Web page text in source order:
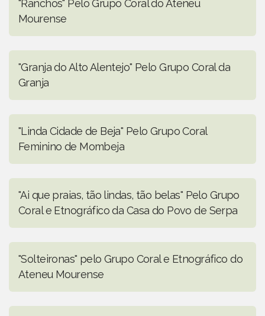
"Ranchos" Pelo Grupo Coral do Ateneu
Mourense
"Granja do Alto Alentejo" Pelo Grupo Coral da
Granja
"Linda Cidade de Beja" Pelo Grupo Coral
Feminino de Mombeja
"Ai que praias, tão lindas, tão belas" Pelo Grupo
Coral e Etnográfico da Casa do Povo de Serpa
"Solteironas" pelo Grupo Coral e Etnográfico do
Ateneu Mourense